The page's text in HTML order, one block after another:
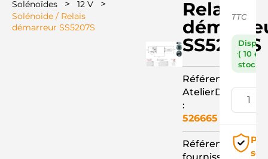
Solénoïdes > 12 V >
Solénoide / Relais
démarreur SS5207S
Relais
SS5207S
Référence
AtelierD
:
526665
Référence
TTC
( 10 en
stock )